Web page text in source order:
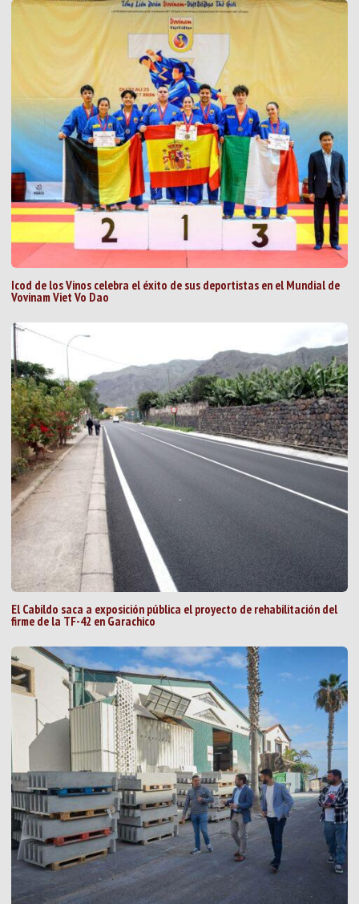
Icod de los Vinos celebra el éxito de sus deportistas en el Mundial de
Vovinam Viet Vo Dao
El Cabildo saca a exposición pública el proyecto de rehabilitación del
firme de la TF-42 en Garachico